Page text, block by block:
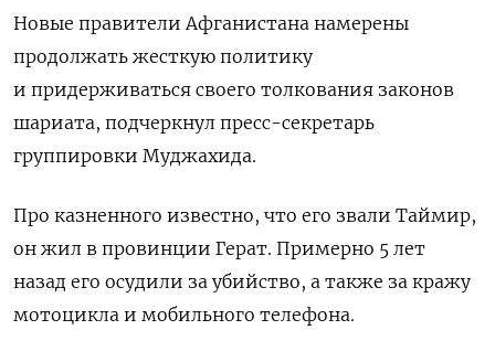
Новые правители Афганистана намерены
продолжать жесткую политику
и придерживаться своего толкования законов
шариата, подчеркнул пресс-секретарь
группировки Муджахида.
Про казненного известно, что его звали Таймир,
он жил в провинции Герат. Примерно 5 лет
назад его осудили за убийство, а также за кражу
мотоцикла и мобильного телефона.